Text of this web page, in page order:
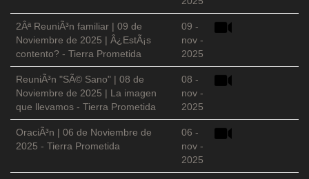
2Âª ReuniÃ³n familiar | 09 de
Noviembre de 2025 | Â¿EstÃ¡s
contento? - Tierra Prometida
09 -
nov -
2025
ReuniÃ³n "SÃ© Sano" | 08 de
Noviembre de 2025 | La imagen
que llevamos - Tierra Prometida
08 -
nov -
2025
OraciÃ³n | 06 de Noviembre de
2025 - Tierra Prometida
06 -
nov -
2025